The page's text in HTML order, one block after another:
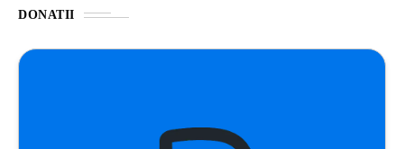
DONATII